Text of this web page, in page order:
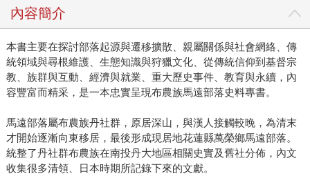
內容簡介
本書主要在探討部落起源與遷移擴散、親屬關係與社會網絡、傳
統領域與尋根維護、生態知識與狩獵文化、從傳統信仰到基督宗
教、族群與互動、經濟與就業、重大歷史事件、教育與永續，內
容豐富而精采，是一本忠實呈現布農族馬遠部落史料專書。
馬遠部落屬布農族丹社群，原居深山，與漢人接觸較晚，為清末
才開始逐漸向東移居，最後形成現居地花蓮縣萬榮鄉馬遠部落。
統整了丹社群布農族在南投丹大地區相關史實及舊社分佈，內文
收集很多清領、日本時期所記錄下來的文獻。